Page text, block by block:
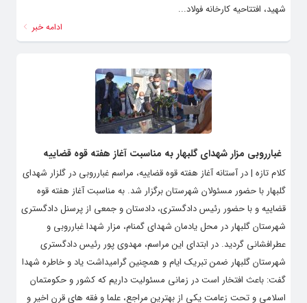
شهید، افتتاحیه کارخانه فولاد...
ادامه خبر
غبارروبی مزار شهدای گلبهار به مناسبت آغاز هفته قوه قضاییه
کلام تازه | در آستانه آغاز هفته قوه قضاییه، مراسم غبارروبی در گلزار شهدای
گلبهار با حضور مسئولان شهرستان برگزار شد. به مناسبت آغاز هفته قوه
قضاییه و با حضور رئیس دادگستری، دادستان و جمعی از پرسنل دادگستری
شهرستان گلبهار در محل یادمان شهدای گمنام، مزار شهدا غبارروبی و
عطرافشانی گردید. در ابتدای این مراسم، مهدوی پور رئیس دادگستری
شهرستان گلبهار ضمن تبریک ایام و همچنین گرامیداشت یاد و خاطره شهدا
گفت: باعث افتخار است در زمانی مسئولیت داریم که کشور و حکومتمان
اسلامی و تحت زعامت یکی از بهترین مراجع، علما و فقه های قرن اخیر و